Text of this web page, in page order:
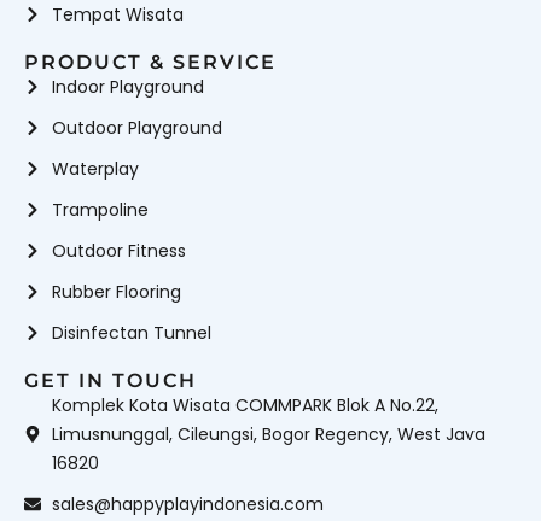
Tempat Wisata
PRODUCT & SERVICE
Indoor Playground
Outdoor Playground
Waterplay
Trampoline
Outdoor Fitness
Rubber Flooring
Disinfectan Tunnel
GET IN TOUCH
Komplek Kota Wisata COMMPARK Blok A No.22,
Limusnunggal, Cileungsi, Bogor Regency, West Java
16820
sales@happyplayindonesia.com